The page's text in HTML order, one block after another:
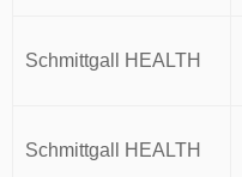
Schmittgall HEALTH
Schmittgall HEALTH